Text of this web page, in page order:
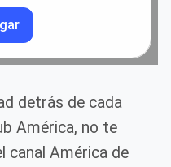
detrás de cada
América, no te
canal América de